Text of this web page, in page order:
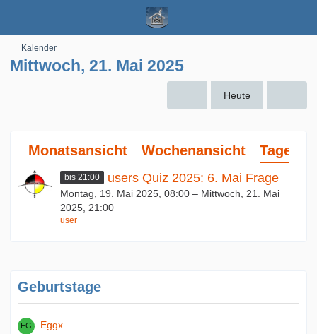
Kalender
Mittwoch, 21. Mai 2025
Heute
Monatsansicht Wochenansicht
bis 21:00 users Quiz 2025: 6. Mai Frage
Montag, 19. Mai 2025, 08:00 – Mittwoch, 21. Mai
2025, 21:00
user
Geburtstage
Eggx